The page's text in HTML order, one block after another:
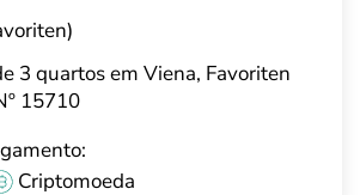
3 quartos em Viena, Favoriten
15710
Criptomoeda